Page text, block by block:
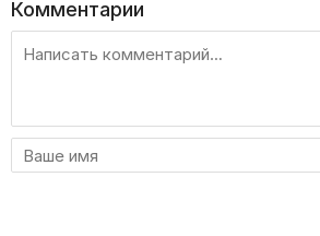
каждый раз возвращается в 1920-е
пришли коммунисты и начали
отказаться от веры в Бога и
уничтожением храмов и святынь.
и его близкие стали свидетелями и
участниками тех страшных событий,
Комментарии